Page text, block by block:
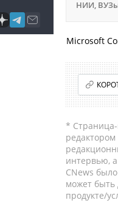
НИИ,
Microsoft
* Страница-
интервью,
CNews
может быть
продукте/